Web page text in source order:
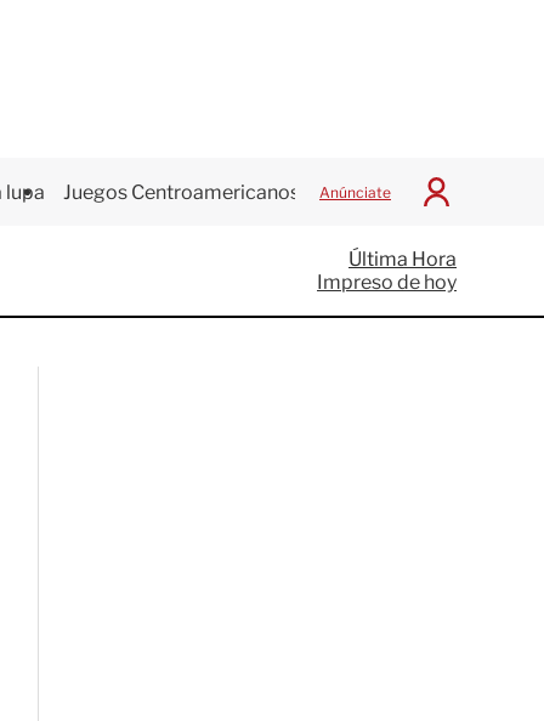
lupa Juegos Centroamericanos Anúnciate
I
c
i
a
Última Hora
Impreso de hoy